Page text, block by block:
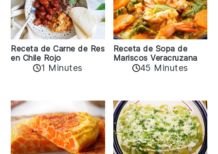
Receta de Carne de Res
en Chile Rojo
1 Minutes
Receta de Sopa de
Mariscos Veracruzana
45 Minutes